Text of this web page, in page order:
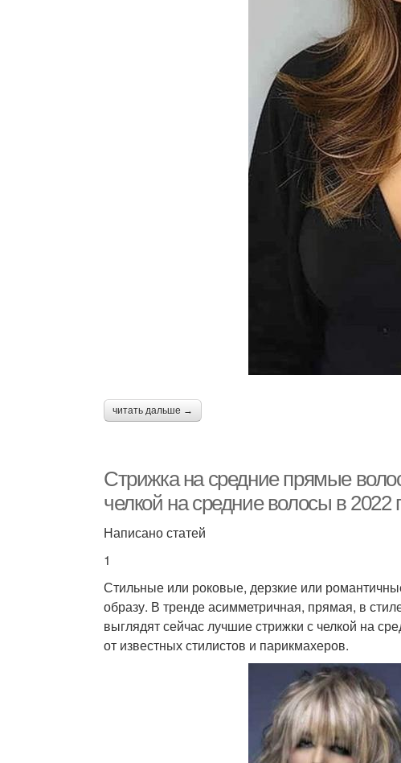
читать дальше →
Стрижка на средние прямые
челкой на средние волосы в 2022
Написано статей
1
Стильные или роковые, дерзкие или
образу. В тренде асимметричная, прямая, в
выглядят сейчас лучшие стрижки с челкой на
от известных стилистов и парикмахеров.